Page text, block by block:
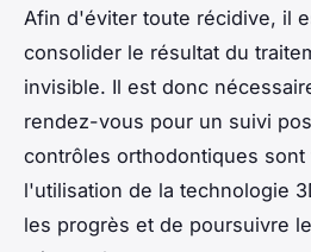
Afin d'éviter toute récidive, il
consolider le résultat du
invisible. Il est donc
rendez-vous pour un suivi
contrôles orthodontiques
l'utilisation de la technologie
les progrès et de poursuivre